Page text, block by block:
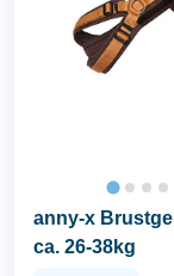
anny-x
ca. 26-38kg